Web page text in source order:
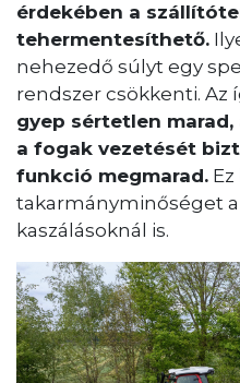
érdekében a
tehermentesíthető.
nehezedő súlyt egy
rendszer csökkenti. Az
gyep sértetlen
a fogak vezetését
funkció megmarad.
takarmányminőséget
kaszálásoknál is.